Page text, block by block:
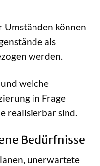
Umständen können
als
werden.
welche
in Frage
realisierbar sind.
Bedürfnisse
unerwartete